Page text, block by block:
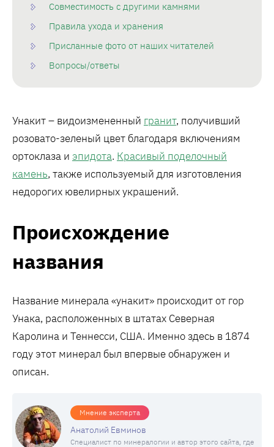
Совместимость с другими камнями
Правила ухода и хранения
Присланные фото от наших читателей
Вопросы/ответы
Унакит – видоизмененный гранит, получивший
розовато-зеленый цвет благодаря включениям
ортоклаза и эпидота. Красивый поделочный
камень, также используемый для изготовления
недорогих ювелирных украшений.
Происхождение
названия
Название минерала «унакит» происходит от гор
Унака, расположенных в штатах Северная
Каролина и Теннесси, США. Именно здесь в 1874
году этот минерал был впервые обнаружен и
описан.
Мнение эксперта
Анатолий Евминов
Специалист по минералогии и автор этого сайта, где